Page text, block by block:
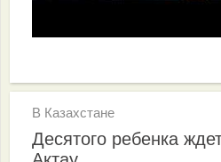
В Казахстане
Десятого ребенка